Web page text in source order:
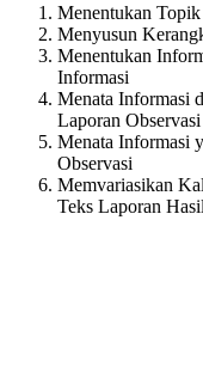
Menentukan
Menyusun
Menentukan
Informasi
Menata Informasi
Laporan Observasi
Menata Informasi
Observasi
Memvariasikan
Teks Laporan